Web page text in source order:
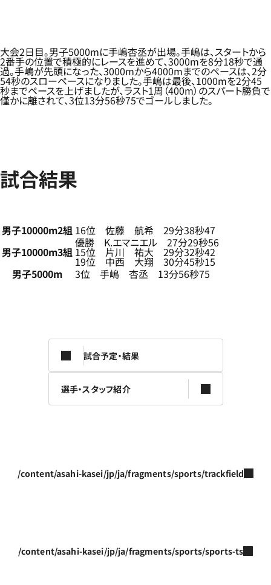
大会2日目。男子5000mに手嶋杏丞が出場。手嶋は、スタートから
2番手の位置で積極的にレースを進めて、3000mを8分18秒で通
過。手嶋が先頭になった、3000mから4000mまでのペースは、2分
54秒のスローペースになりました。手嶋は最後、1000mを2分45
秒までペースを上げましたが、ラスト1周（400m）のスパート勝負で
僅かに離されて、3位13分56秒75でゴールしました。
試合結果
男子10000m2組 16位 佐藤 航希 29分38秒47
男子10000m3組
優勝 K.エマニエル 27分29秒56
15位 片川 祐大 29分32秒42
19位 中西 大翔 30分45秒15
男子5000m
3位 手嶋 杏丞 13分56秒75
試合予定・結果
選手・スタッフ紹介
/content/asahi-kasei/jp/ja/fragments/sports/trackfield
/content/asahi-kasei/jp/ja/fragments/sports/sports-ts